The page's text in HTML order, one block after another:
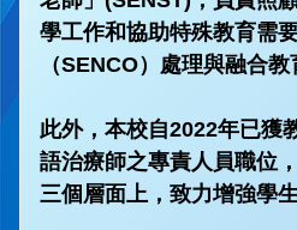
學工作和協助特殊教育需
（SENCO）處理與融合教
此外，本校自2022年已獲
語治療師之專責人員職位
三個層面上，致力增強學